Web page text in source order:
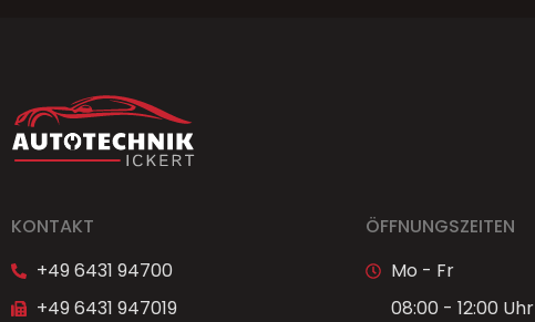
KONTAKT
+49 6431 94700
+49 6431 947019
ÖFFNUNGSZEITEN
Mo - Fr
08:00 - 12:00 Uhr